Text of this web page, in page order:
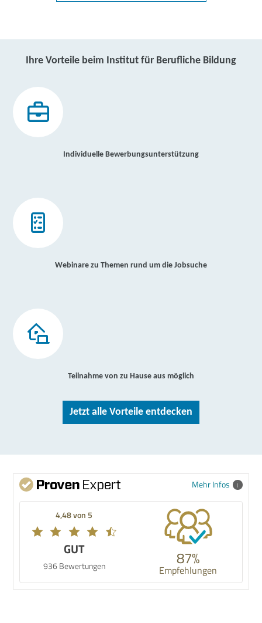
Ihre Vorteile beim Institut für Berufliche Bildung
Individuelle Bewerbungsunterstützung
Webinare zu Themen rund um die Jobsuche
Teilnahme von zu Hause aus möglich
Jetzt alle Vorteile entdecken
Mehr Infos
4,48 von 5
GUT
936 Bewertungen 87%
Empfehlungen